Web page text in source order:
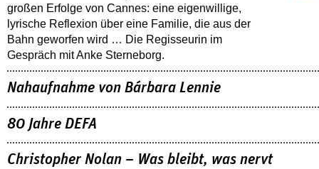
großen Erfolge von Cannes: eine eigenwillige,
lyrische Reflexion über eine ­Familie, die aus der
Bahn geworfen wird … Die Regisseurin im
Gespräch mit Anke Sterneborg.
Nahaufnahme von Bárbara Lennie
80 Jahre DEFA
Christopher Nolan – Was bleibt, was nervt